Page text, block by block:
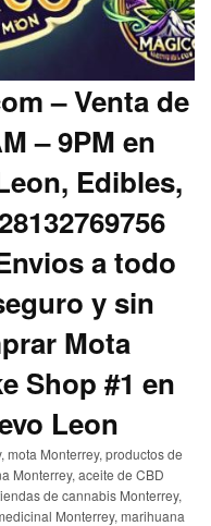
– Venta de
– 9PM en
Edibles,
a todo
y sin
Mota
Shop #1 en
Leon
Monterrey, productos de
Monterrey, aceite de CBD
de cannabis Monterrey,
Monterrey, marihuana